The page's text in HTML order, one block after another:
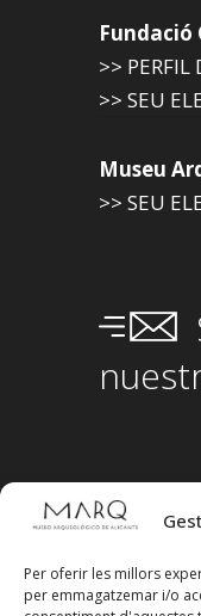
Per oferir les millors
per emmagatzemar i/o
Fundació
>> PERFIL
>> SEU
Museu
>> SEU